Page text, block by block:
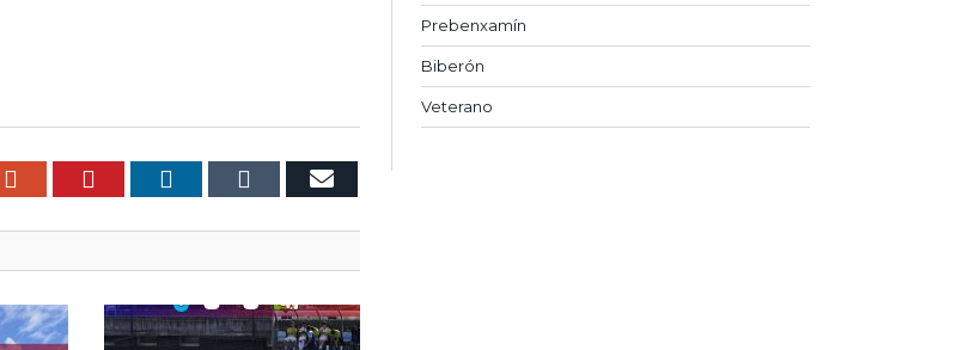
Google+Pinterest
LinkedInTumblrEmail
Prebenxamín
Biberón
Veterano